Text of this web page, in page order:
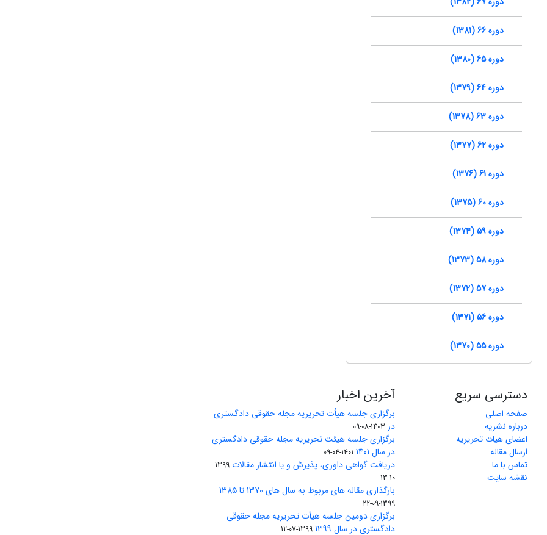
دوره 66 (1381)
دوره 65 (1380)
دوره 64 (1379)
دوره 63 (1378)
دوره 62 (1377)
دوره 61 (1376)
دوره 60 (1375)
دوره 59 (1374)
دوره 58 (1373)
دوره 57 (1372)
دوره 56 (1371)
دوره 55 (1370)
دسترسی سریع
صفحه اصلی
درباره نشریه
اعضای هیات تحریریه
ارسال مقاله
تماس با ما
نقشه سایت
آخرین اخبار
برگزاری جلسه هیأت تحریریه مجله حقوقی دادگستری
در 1403-08-09
برگزاری جلسه هیئت تحریریه مجله حقوقی دادگستری
در سال 1401
1401-04-09
دریافت گواهی داوری، پذیرش و یا انتشار مقالات
1399-
10-13
بارگذاری مقاله های مربوط به سال های 1370 تا 1385
1399-09-22
برگزاری دومین جلسه هیأت تحریریه مجله حقوقی
دادگستری در سال 1399
1399-07-12